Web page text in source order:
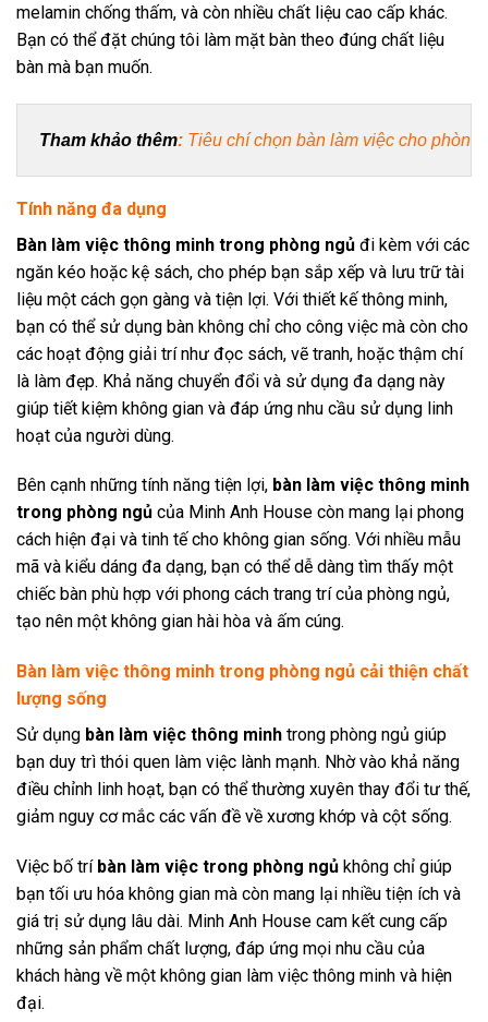
melamin chống thấm, và còn nhiều chất liệu cao cấp khác.
Bạn có thể đặt chúng tôi làm mặt bàn theo đúng chất liệu
bàn mà bạn muốn.
Tham khảo thêm: Tiêu chí chọn bàn làm việc cho phòng
Tính năng đa dụng
Bàn làm việc thông minh trong phòng ngủ đi kèm với các
ngăn kéo hoặc kệ sách, cho phép bạn sắp xếp và lưu trữ tài
liệu một cách gọn gàng và tiện lợi. Với thiết kế thông minh,
bạn có thể sử dụng bàn không chỉ cho công việc mà còn cho
các hoạt động giải trí như đọc sách, vẽ tranh, hoặc thậm chí
là làm đẹp. Khả năng chuyển đổi và sử dụng đa dạng này
giúp tiết kiệm không gian và đáp ứng nhu cầu sử dụng linh
hoạt của người dùng.
Bên cạnh những tính năng tiện lợi, bàn làm việc thông minh
trong phòng ngủ của Minh Anh House còn mang lại phong
cách hiện đại và tinh tế cho không gian sống. Với nhiều mẫu
mã và kiểu dáng đa dạng, bạn có thể dễ dàng tìm thấy một
chiếc bàn phù hợp với phong cách trang trí của phòng ngủ,
tạo nên một không gian hài hòa và ấm cúng.
Bàn làm việc thông minh trong phòng ngủ cải thiện chất
lượng sống
Sử dụng bàn làm việc thông minh trong phòng ngủ giúp
bạn duy trì thói quen làm việc lành mạnh. Nhờ vào khả năng
điều chỉnh linh hoạt, bạn có thể thường xuyên thay đổi tư thế,
giảm nguy cơ mắc các vấn đề về xương khớp và cột sống.
Việc bố trí bàn làm việc trong phòng ngủ không chỉ giúp
bạn tối ưu hóa không gian mà còn mang lại nhiều tiện ích và
giá trị sử dụng lâu dài. Minh Anh House cam kết cung cấp
những sản phẩm chất lượng, đáp ứng mọi nhu cầu của
khách hàng về một không gian làm việc thông minh và hiện
đại.